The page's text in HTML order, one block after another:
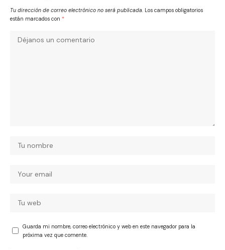
Tu dirección de correo electrónico no será publicada. Los campos obligatorios
están marcados con *
Guarda mi nombre, correo electrónico y web en este navegador para la
próxima vez que comente.